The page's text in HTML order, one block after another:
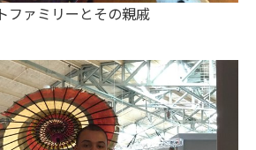
ファミリーとその親戚